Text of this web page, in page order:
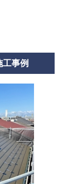
事例